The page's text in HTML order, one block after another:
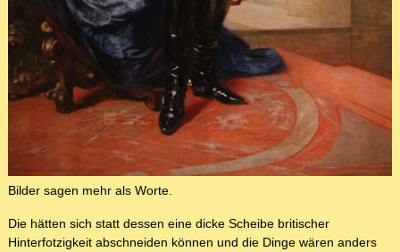
Bilder sagen mehr als Worte.
Die hätten sich statt dessen eine dicke Scheibe britischer
Hinterfotzigkeit abschneiden können und die Dinge wären anders